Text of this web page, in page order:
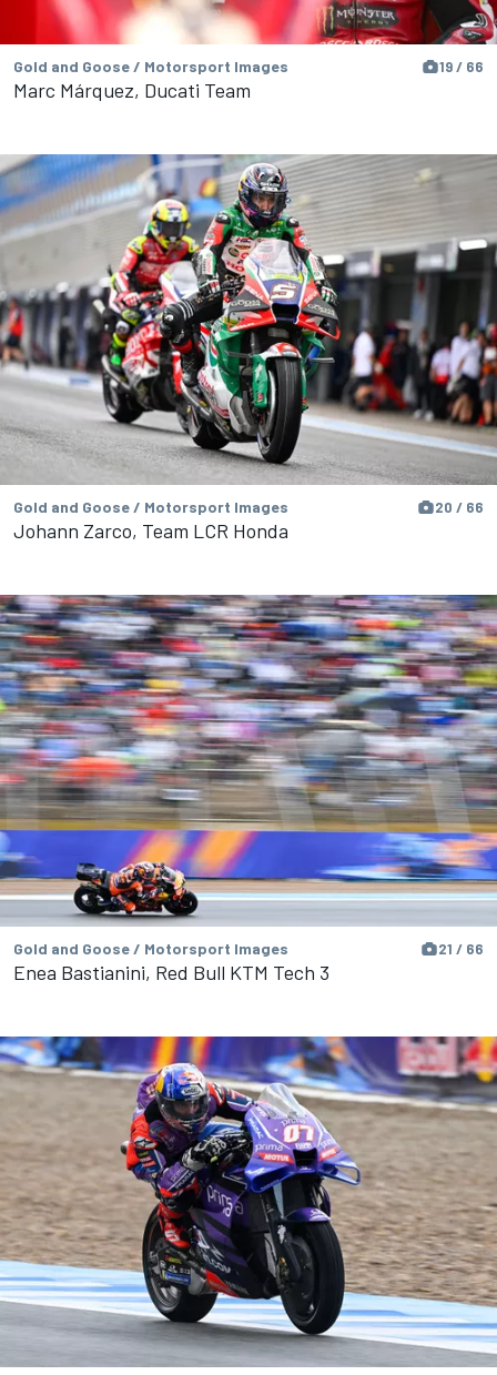
Gold and Goose / Motorsport Images 19 / 66
Marc Márquez, Ducati Team
Gold and Goose / Motorsport Images 20 / 66
Johann Zarco, Team LCR Honda
Gold and Goose / Motorsport Images 21 / 66
Enea Bastianini, Red Bull KTM Tech 3